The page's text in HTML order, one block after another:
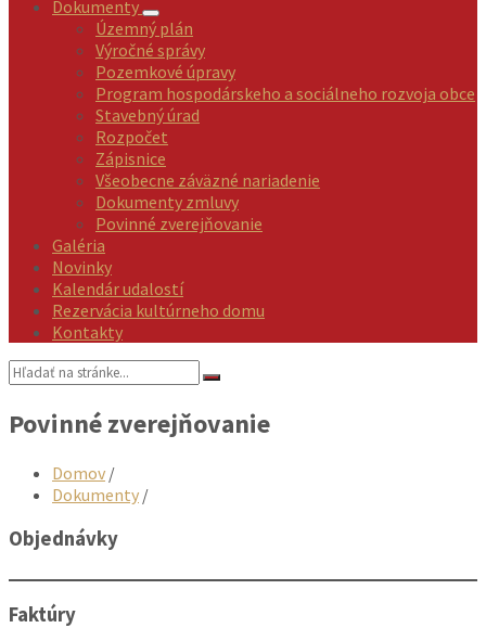
Dokumenty
Územný plán
Výročné správy
Pozemkové úpravy
Program hospodárskeho a sociálneho rozvoja obce
Stavebný úrad
Rozpočet
Zápisnice
Všeobecne záväzné nariadenie
Dokumenty zmluvy
Povinné zverejňovanie
Galéria
Novinky
Kalendár udalostí
Rezervácia kultúrneho domu
Kontakty
Vyhľadávanie:
Povinné zverejňovanie
Domov /
Dokumenty /
Objednávky
Faktúry